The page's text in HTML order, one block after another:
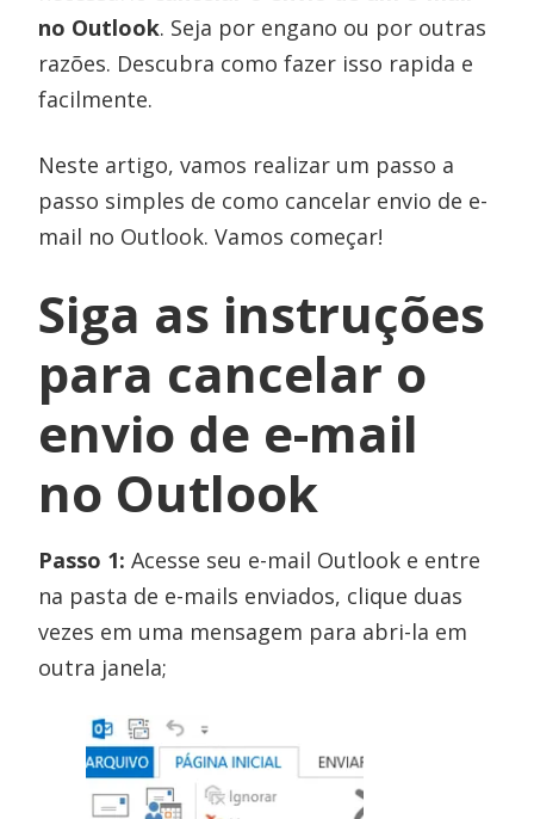
no Outlook. Seja por engano ou por outras
razões. Descubra como fazer isso rapida e
facilmente.
Neste artigo, vamos realizar um passo a
passo simples de como cancelar envio de e-
mail no Outlook. Vamos começar!
Siga as instruções
para cancelar o
envio de e-mail
no Outlook
Passo 1: Acesse seu e-mail Outlook e entre
na pasta de e-mails enviados, clique duas
vezes em uma mensagem para abri-la em
outra janela;